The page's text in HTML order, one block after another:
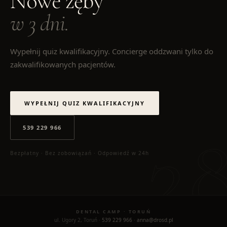
w 3 dni.
Wypełnij quiz kwalifikacyjny. Concierge oddzwani tylko do
zakwalifikowanych pacjentów.
WYPEŁNIJ QUIZ KWALIFIKACYJNY
539 229 966
Bezpłatny · Bez zobowiązań · Odpowiedź w 24h
DENTAL CAMP · TORUŃ
ul. Ugory 2, Toruń · 539 229 966 · anna@drosd.pl